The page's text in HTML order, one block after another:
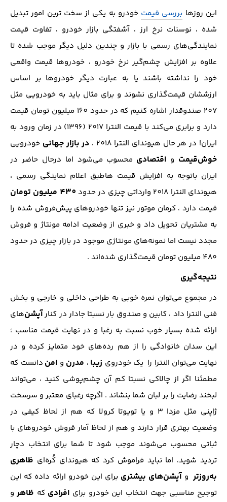
این روز‌ها بررسی قیمت خودرو به یکی از سخت ترین امور تبدیل
شده ، نوسنات نرخ ارز ، آشفتگی بازار خودرو ، تفاوت قیمت
نمایندگی‌های رسمی با بازار و چندین دلیل دیگر موجب شده تا
علاوه بر افزایش چشم‌گیر نرخ خودرو ، خودروها قیمت واقعی
خود را نداشته باشند یا به عبارت دیگر خودرو‌ها بر اساس
ارزششان قیمت‌گذاری نشوند و برای مثال باید به خودرویی مثل
207 صندوقدار اشاره کنیم که در حدود 160 میلیون تومان قیمت
دارد و برابری می‌کند با قیمت النترا 2017 (1396) در زمان ورود به
ایران! در هر حال هیوندای النترا 2018 ،
در بازار جهانی خودرویی
خوش‌قیمت و اقتصادی محسوب می‌شود اما درحال حاضر در
ایران باتوجه به افزایش قیمت‌ هاطبق اعلام نماینگی رسمی ،
هیوندای النترا 2018 وارداتی چیزی در حدود
430 میلیون تومان
قیمت دارد ، کرمان موتور نیز تنها خودروهای پیش‌فروش شده را
به مشتریان تحویل داد و خبری از وضعیت ادامه مونتاژ و فروش
مجدد نیست اما نمونه‌های مونتاژی موجود در بازار چیزی در حدود
480 میلیون تومان قیمت‌گذاری شده‌اند .
نتیجه‌گیری
در مجموع می‌توان نمره خوبی به طراحی داخلی و خارجی و بخش
فنی النترا داد ، کابین و صندوق بار نسبتا جادار در کنارآپشن‌های
ارائه شده بسیار خوب نسبت به رغبا و در نهایت قیمت مناسب‌ ؛
این سدان خانوادگی را از هم رده‌های خود متمایز کرده و در
نهایت می‌توان النترا را یک خودروی زیبا ، مدرن و امن دانست که
مطمئنا اگر از چالاکی نسبتا کم آن چشم‌پوشی کنید ، می‎‌تواند
لبخند رضایت را بر لبان شما بنشاند . اگرچه رغبای معتبر و سرسخت
ژاپنی مثل مزدا ۳ و یا تویوتا کرولا که هم از لحاظ کیفی در
وضعیت بهتری قرار دارند و هم از لحاظ آمار فروش خودرو‌های با
ثباتی محسوب می‌شوند موجب شود تا شما برای انتخاب دچار
تردید شوید، اما نباید فراموش کرد که هیوندای کُره‌ای ظاهری
به‌روزتروآپشن‌های بیشتری برای این خودرو ارائه داده که این
توجیح مناسبی جهت انتخاب این خودرو برایافرادیکه ظاهر و